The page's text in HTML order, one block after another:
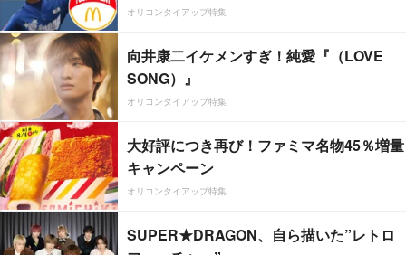
オリコンタイアップ特集
向井康二イケメンすぎ！純愛『（LOVE
SONG）』
オリコンタイアップ特集
大好評につき再び！ファミマ名物45％増量
キャンペーン
オリコンタイアップ特集
SUPER★DRAGON、自ら描いた”レトロ